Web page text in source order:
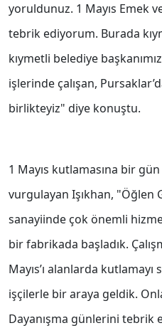
yoruldunuz. 1 Mayıs Emek
tebrik ediyorum. Burada
kıymetli belediye
işlerinde çalışan,
birlikteyiz" diye konuştu.
1 Mayıs kutlamasına bir
vurgulayan Işıkhan, "Öğlen
sanayiinde çok önemli
bir fabrikada başladık.
Mayıs’ı alanlarda
işçilerle bir araya geldik.
Dayanışma günlerini tebrik